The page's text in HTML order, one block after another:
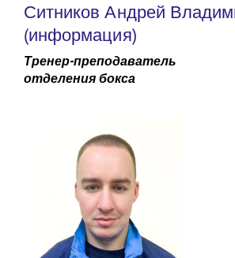
Ситников Андрей
(информация)
Тренер-преподаватель
отделения бокса